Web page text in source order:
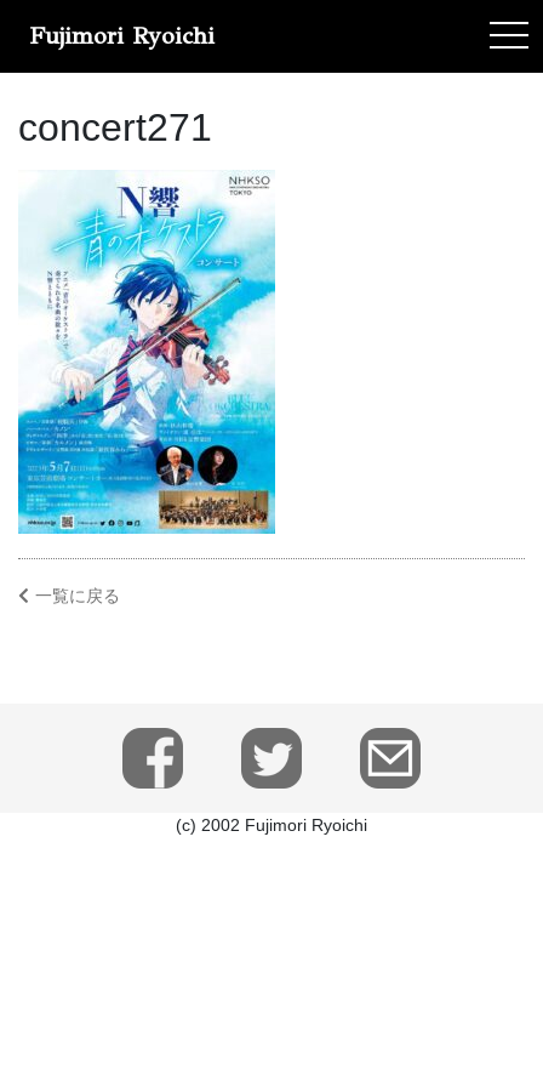
Fujimori Ryoichi
concert271
一覧に戻る
(c) 2002 Fujimori Ryoichi